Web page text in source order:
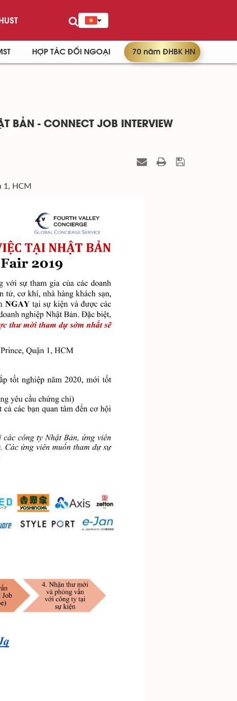
HỢP TÁC ĐỐI NGOẠI 70 năm ĐHBK HN
BẢN - CONNECT JOB INTERVIEW
1, HCM